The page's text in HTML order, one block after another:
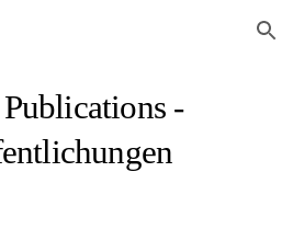
Skip to navigation
-